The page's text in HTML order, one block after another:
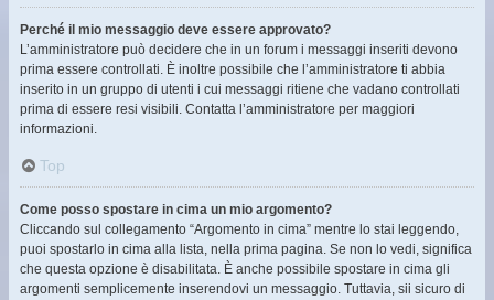
Perché il mio messaggio deve essere approvato?
L’amministratore può decidere che in un forum i messaggi inseriti devono
prima essere controllati. È inoltre possibile che l’amministratore ti abbia
inserito in un gruppo di utenti i cui messaggi ritiene che vadano controllati
prima di essere resi visibili. Contatta l’amministratore per maggiori
informazioni.
Top
Come posso spostare in cima un mio argomento?
Cliccando sul collegamento “Argomento in cima” mentre lo stai leggendo,
puoi spostarlo in cima alla lista, nella prima pagina. Se non lo vedi, significa
che questa opzione è disabilitata. È anche possibile spostare in cima gli
argomenti semplicemente inserendovi un messaggio. Tuttavia, sii sicuro di